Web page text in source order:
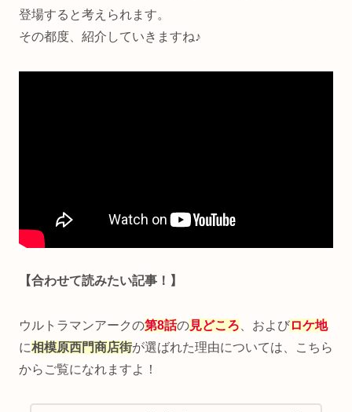
登場すると考えられます。
その都度、紹介していきますね♪
【合わせて読みたい記事！】
ウルトラマンアークの第8話の見どころ 、およびロケ地
に相模原西門商店街が選ばれた理由については、こちら
からご覧になれますよ！